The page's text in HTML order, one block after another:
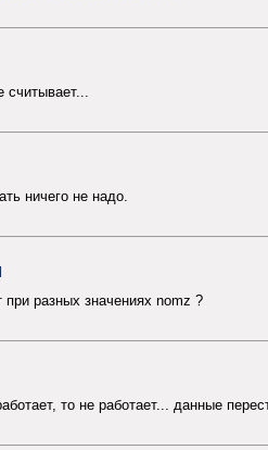
считывает...
ничего не надо.
при разных значениях nomz ?
то не работает... данные